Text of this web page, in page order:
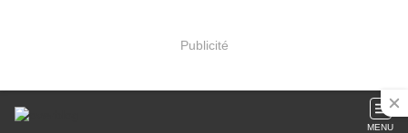
Publicité
MENU